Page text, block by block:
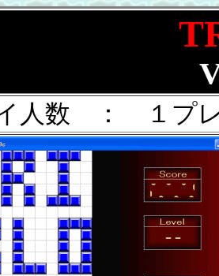
人数 ： １プ